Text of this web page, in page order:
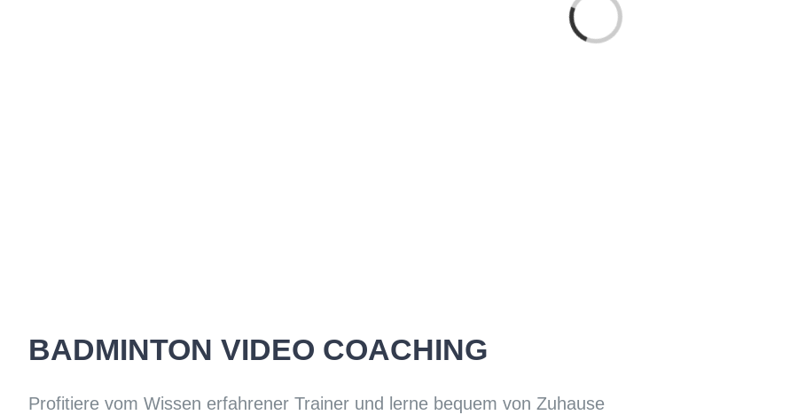
Laden...
BADMINTON VIDEO COACHING
Profitiere vom Wissen erfahrener Trainer und lerne bequem von Zuhause